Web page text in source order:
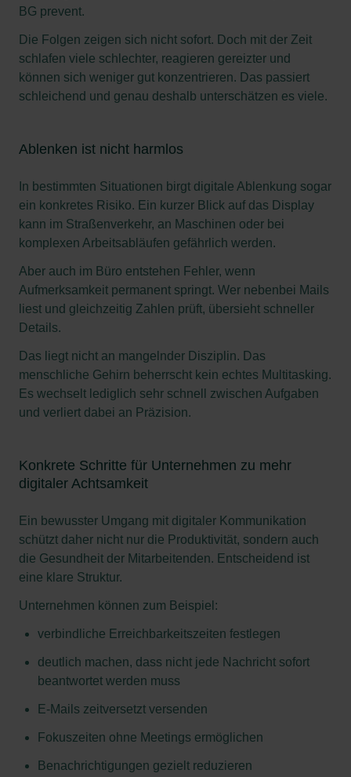
BG prevent.
Die Folgen zeigen sich nicht sofort. Doch mit der Zeit
schlafen viele schlechter, reagieren gereizter und
können sich weniger gut konzentrieren. Das passiert
schleichend und genau deshalb unterschätzen es viele.
Ablenken ist nicht harmlos
In bestimmten Situationen birgt digitale Ablenkung sogar
ein konkretes Risiko. Ein kurzer Blick auf das Display
kann im Straßenverkehr, an Maschinen oder bei
komplexen Arbeitsabläufen gefährlich werden.
Aber auch im Büro entstehen Fehler, wenn
Aufmerksamkeit permanent springt. Wer nebenbei Mails
liest und gleichzeitig Zahlen prüft, übersieht schneller
Details.
Das liegt nicht an mangelnder Disziplin. Das
menschliche Gehirn beherrscht kein echtes Multitasking.
Es wechselt lediglich sehr schnell zwischen Aufgaben
und verliert dabei an Präzision.
Konkrete Schritte für Unternehmen zu mehr
digitaler Achtsamkeit
Ein bewusster Umgang mit digitaler Kommunikation
schützt daher nicht nur die Produktivität, sondern auch
die Gesundheit der Mitarbeitenden. Entscheidend ist
eine klare Struktur.
Unternehmen können zum Beispiel:
verbindliche Erreichbarkeitszeiten festlegen
deutlich machen, dass nicht jede Nachricht sofort
beantwortet werden muss
E-Mails zeitversetzt versenden
Fokuszeiten ohne Meetings ermöglichen
Benachrichtigungen gezielt reduzieren